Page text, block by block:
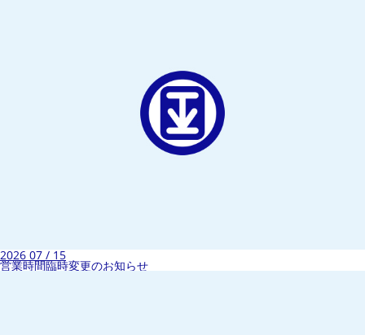
2026 07 / 15
営業時間臨時変更のお知らせ